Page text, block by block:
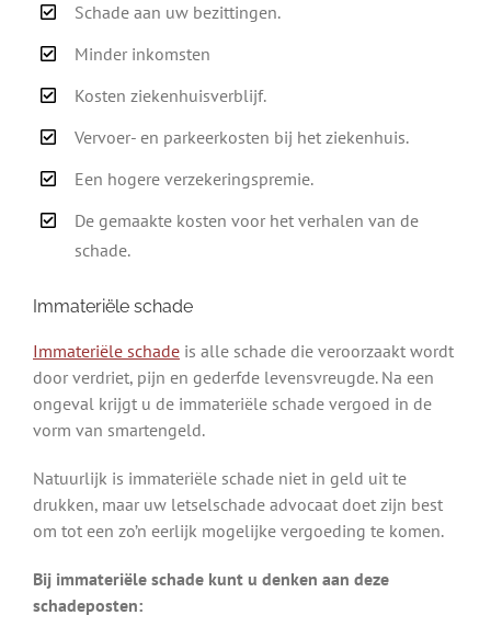
Schade aan uw bezittingen.
Minder inkomsten
Kosten ziekenhuisverblijf.
Vervoer- en parkeerkosten bij het ziekenhuis.
Een hogere verzekeringspremie.
De gemaakte kosten voor het verhalen van de
schade.
Immateriële schade
Immateriële schade is alle schade die veroorzaakt wordt
door verdriet, pijn en gederfde levensvreugde. Na een
ongeval krijgt u de immateriële schade vergoed in de
vorm van smartengeld.
Natuurlijk is immateriële schade niet in geld uit te
drukken, maar uw letselschade advocaat doet zijn best
om tot een zo’n eerlijk mogelijke vergoeding te komen.
Bij immateriële schade kunt u denken aan deze
schadeposten: